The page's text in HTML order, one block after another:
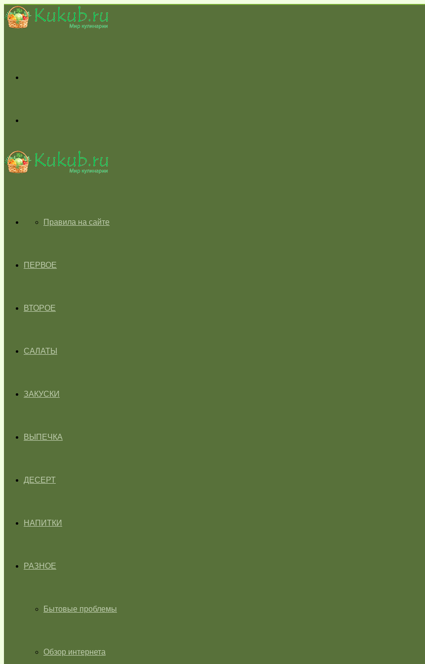
skin
ГЛАВНАЯПравила на сайте
ПЕРВОЕ
ВТОРОЕ
САЛАТЫ
ЗАКУСКИ
ВЫПЕЧКА
ДЕСЕРТ
НАПИТКИ
РАЗНОЕ
Бытовые проблемы
Обзор интернета